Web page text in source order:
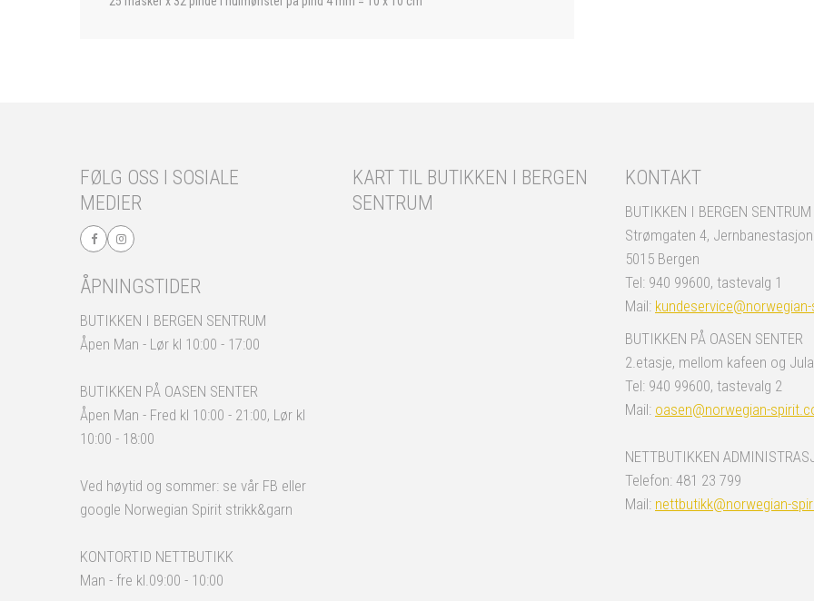
FØLG OSS I SOSIALE
MEDIER
ÅPNINGSTIDER
BUTIKKEN I BERGEN SENTRUM
Åpen Man - Lør kl 10:00 - 17:00
BUTIKKEN PÅ OASEN SENTER
Åpen Man - Fred kl 10:00 - 21:00, Lør kl
10:00 - 18:00
Ved høytid og sommer: se vår FB eller
google Norwegian Spirit strikk&garn
KONTORTID NETTBUTIKK
Man - fre kl.09:00 - 10:00
KART TIL BUTIKKEN I BERGEN
SENTRUM
KONTAKT
BUTIKKEN I BERGEN SENTRUM
Strømgaten 4,
5015 Bergen
Tel: 940 99600, tastevalg 1
Mail:
BUTIKKEN PÅ OASEN SENTER
2.etasje, mellom kafeen og Jula
Tel: 940 99600, tastevalg 2
Mail: oasen@norwegian-
NETTBUTIKKEN
Telefon: 481 23 799
Mail: nettbutikk@norwegian-